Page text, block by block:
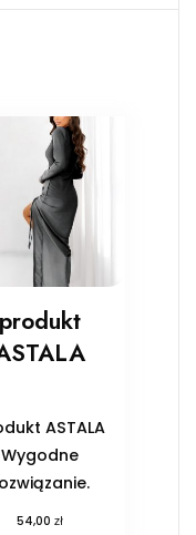
produkt
ASTALA
Wygodne
54,00zł